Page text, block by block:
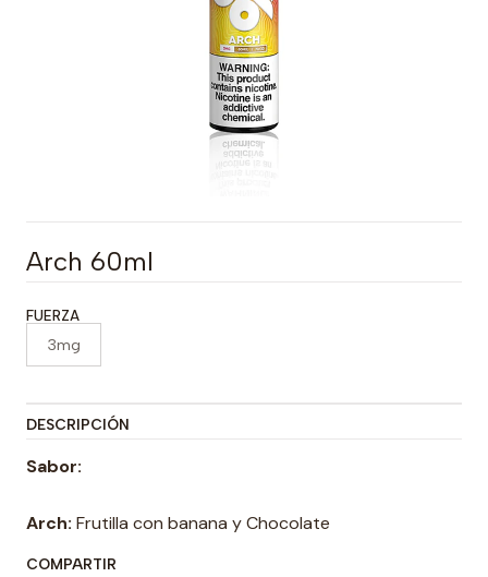
Arch 60ml
FUERZA
3mg
DESCRIPCIÓN
Sabor:
Arch: Frutilla con banana y Chocolate
COMPARTIR